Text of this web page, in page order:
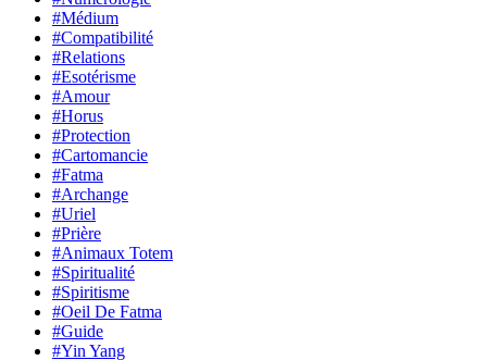
#Médium
#Compatibilité
#Relations
#Esotérisme
#Amour
#Horus
#Protection
#Cartomancie
#Fatma
#Archange
#Uriel
#Prière
#Animaux Totem
#Spiritualité
#Spiritisme
#Oeil De Fatma
#Guide
#Yin Yang